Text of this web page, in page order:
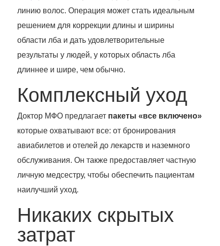
линию волос. Операция может стать идеальным
решением для коррекции длины и ширины
области лба и дать удовлетворительные
результаты у людей, у которых область лба
длиннее и шире, чем обычно.
Комплексный уход
Доктор МФО предлагает пакеты «все включено»
которые охватывают все: от бронирования
авиабилетов и отелей до лекарств и наземного
обслуживания. Он также предоставляет частную
личную медсестру, чтобы обеспечить пациентам
наилучший уход.
Никаких скрытых
затрат